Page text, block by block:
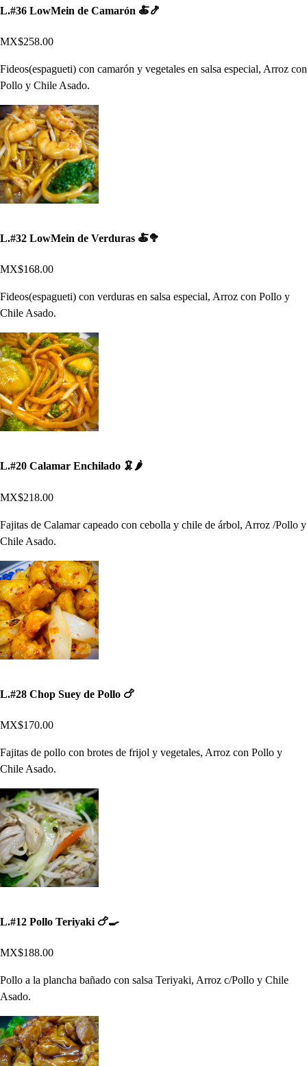
L.#36 LowMein de Camarón 🍝🍤
MX$258.00
Fideos(espagueti) con camarón y vegetales en salsa especial, Arroz con
Pollo y Chile Asado.
L.#32 LowMein de Verduras 🍝🥦
MX$168.00
Fideos(espagueti) con verduras en salsa especial, Arroz con Pollo y
Chile Asado.
L.#20 Calamar Enchilado 🦑🌶
MX$218.00
Fajitas de Calamar capeado con cebolla y chile de árbol, Arroz /Pollo y
Chile Asado.
L.#28 Chop Suey de Pollo 🍗
MX$170.00
Fajitas de pollo con brotes de frijol y vegetales, Arroz con Pollo y
Chile Asado.
L.#12 Pollo Teriyaki 🍗🍳
MX$188.00
Pollo a la plancha bañado con salsa Teriyaki, Arroz c/Pollo y Chile
Asado.